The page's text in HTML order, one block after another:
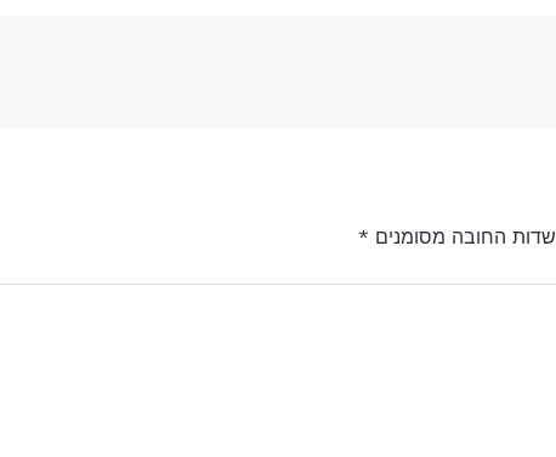
שדות החובה מסומנים *